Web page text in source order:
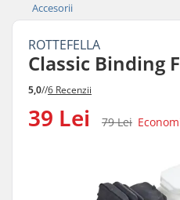
Accesorii
ROTTEFELLA
Classic Binding
5,0//6 Recenzii
39 Lei 79 Lei